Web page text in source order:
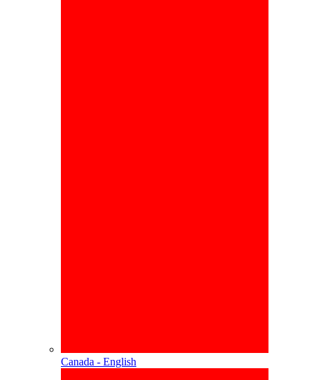
Canada - English